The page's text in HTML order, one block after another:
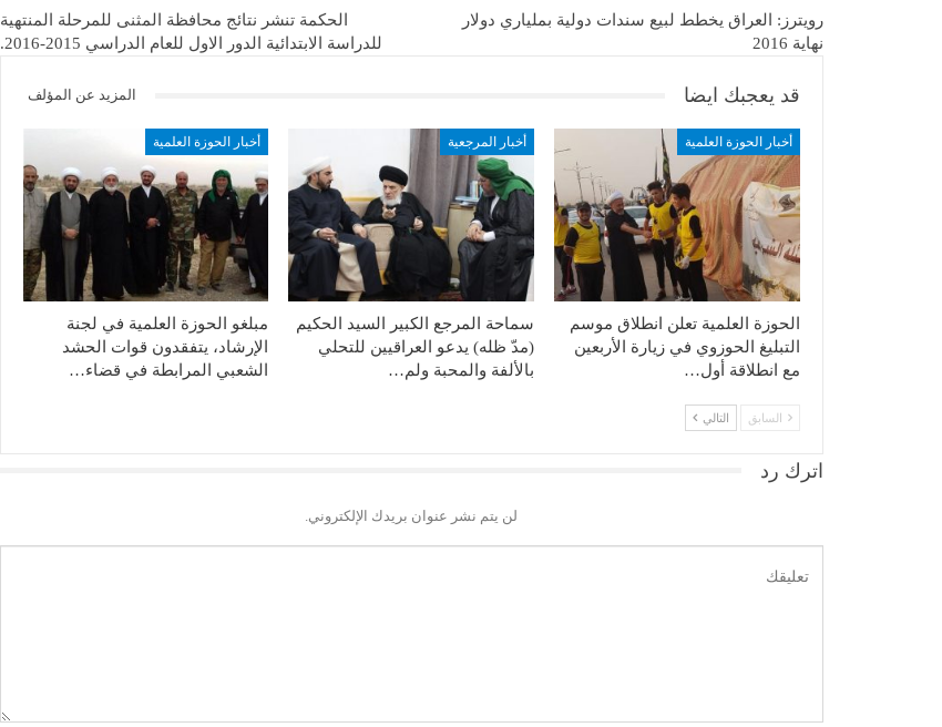
رويترز: العراق يخطط لبيع سندات دولية بملياري دولار
نهاية 2016
الحكمة تنشر نتائج محافظة المثنى للمرحلة المنتهية
للدراسة الابتدائية الدور الاول للعام الدراسي 2015-2016.
قد يعجبك ايضا المزيد عن المؤلف
أخبار الحوزة العلمية
الحوزة العلمية تعلن انطلاق موسم
التبليغ الحوزوي في زيارة الأربعين
مع انطلاقة أول…
أخبار المرجعية
سماحة المرجع الكبير السيد الحكيم
(مدّ ظله) يدعو العراقيين للتحلي
بالألفة والمحبة ولم…
أخبار الحوزة العلمية
مبلغو الحوزة العلمية في لجنة
الإرشاد، يتفقدون قوات الحشد
الشعبي المرابطة في قضاء…
السابق التالي
اترك رد
لن يتم نشر عنوان بريدك الإلكتروني.